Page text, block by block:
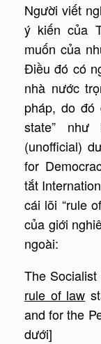
Người viết
ý kiến của
muốn của
Điều đó có
nhà nước
pháp, do đó
state” như
(unofficial)
for
tắt
cái lõi “rule
của giới
ngoài:
The
rule of law
and for the
dưới]